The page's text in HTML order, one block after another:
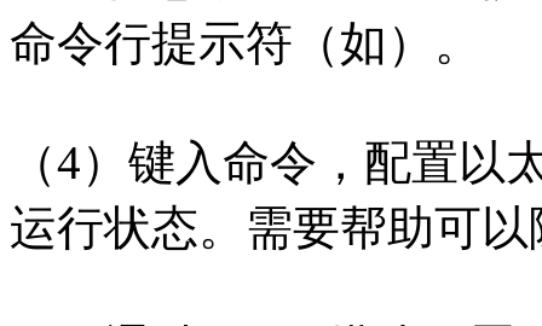
命令行提示符（如）。
（4）键入命令，配置
运行状态。需要帮助可以